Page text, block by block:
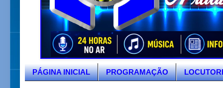
PÁGINA INICIAL PROGRAMAÇÃO